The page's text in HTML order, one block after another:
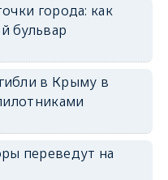
города: как
бульвар
в Крыму в
переведут на